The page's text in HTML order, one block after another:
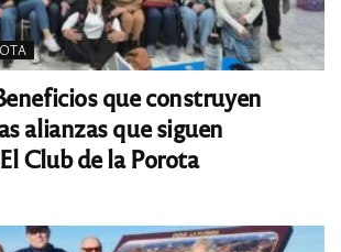
que construyen
alianzas que siguen
Club de la Porota